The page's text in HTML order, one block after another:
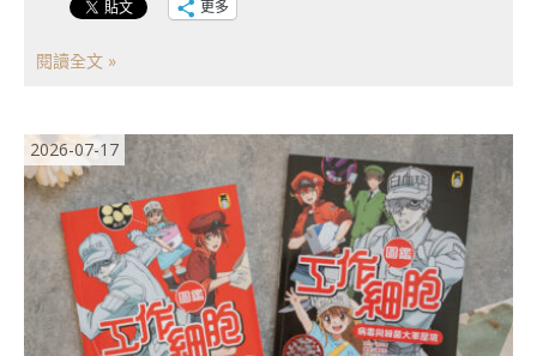
更多
閱讀全文 »
2026-07-17